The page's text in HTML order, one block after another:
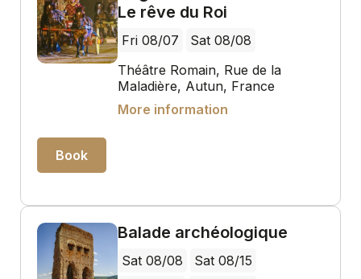
Le rêve du Roi
Fri 08/07
Sat 08/08
Théâtre Romain, Rue de la
Maladière, Autun, France
More information
Book
Balade archéologique
Sat 08/08
Sat 08/15